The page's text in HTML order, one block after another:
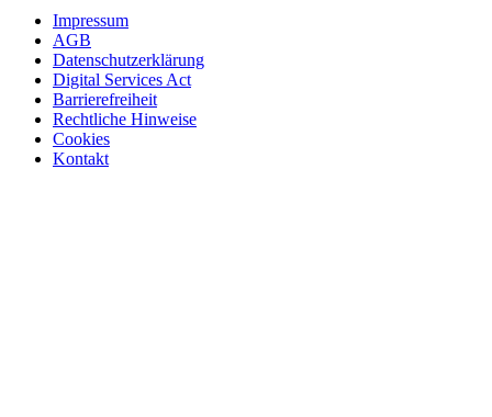
Impressum
AGB
Datenschutzerklärung
Digital Services Act
Barrierefreiheit
Rechtliche Hinweise
Cookies
Kontakt